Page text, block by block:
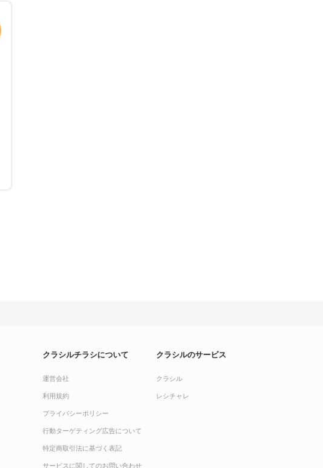
クラシルチラシについて
運営会社
利用規約
プライバシーポリシー
行動ターゲティング広告について
特定商取引法に基づく表記
サービスに関してのお問い合わせ
クラシルのサービス
クラシル
レシチャレ